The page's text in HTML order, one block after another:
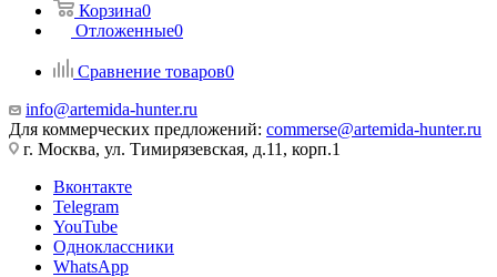
Корзина0
Отложенные0
Сравнение товаров0
info@artemida-hunter.ru
Для коммерческих предложений: commerse@artemida-hunter.ru
г. Москва, ул. Тимирязевская, д.11, корп.1
Вконтакте
Telegram
YouTube
Одноклассники
WhatsApp